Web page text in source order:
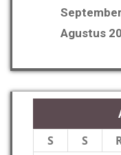
Agustus
S
S